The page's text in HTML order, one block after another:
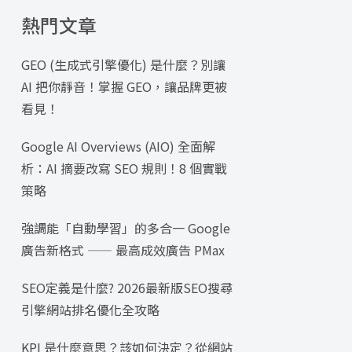
熱門文章
GEO (生成式引擎優化) 是什麼？別讓
AI 把你靜音！掌握 GEO，讓品牌更被
看見！
Google AI Overviews (AIO) 全面解
析：AI 摘要改寫 SEO 規則！8 個實戰
策略
強調能「自動學習」的多合一 Google
廣告新格式 —— 最高成效廣告 PMax
SEO定義是什麼? 2026最新版SEO搜尋
引擎網站排名優化全攻略
KPI 是什麼意思？該如何決定？從網站